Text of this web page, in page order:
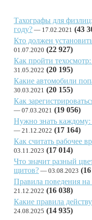
Тахографы для
году?
17.02.2021 (43
Кто должен
01.07.2020 (22 927)
Как пройти
31.05.2022 (20 195)
Какие автомобили
30.03.2021 (20 155)
Как
07.03.2021 (19 056)
Нужно знать
21.12.2022 (17 164)
Как считать рабочее
03.11.2023 (17 014)
Что значит разный
щитов?
03.08.2023
Правила поведения на
21.12.2022 (16 038)
Какие правила
24.08.2025 (14 935)